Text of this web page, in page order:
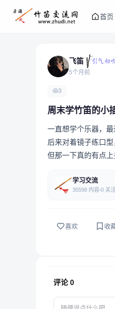
首页
飞笛
5个月前
3
周末学竹笛的小
一直想学个乐器，
后来对着镜子练口
但那一下真的有点
学习交流
35598 内容 0 关
喜欢 收
评论0